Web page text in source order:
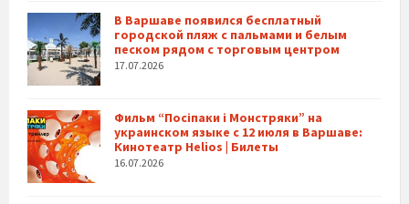
В Варшаве появился бесплатный
городской пляж с пальмами и белым
песком рядом с торговым центром
17.07.2026
Фильм “Посіпаки і Монстряки” на
украинском языке с 12 июля в Варшаве:
Кинотеатр Helios | Билеты
16.07.2026